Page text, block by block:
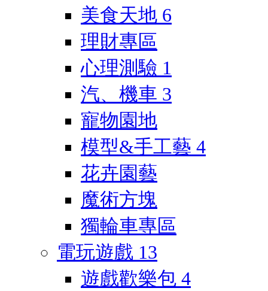
美食天地 6
理財專區
心理測驗 1
汽、機車 3
寵物園地
模型&手工藝 4
花卉園藝
魔術方塊
獨輪車專區
電玩遊戲 13
遊戲歡樂包 4